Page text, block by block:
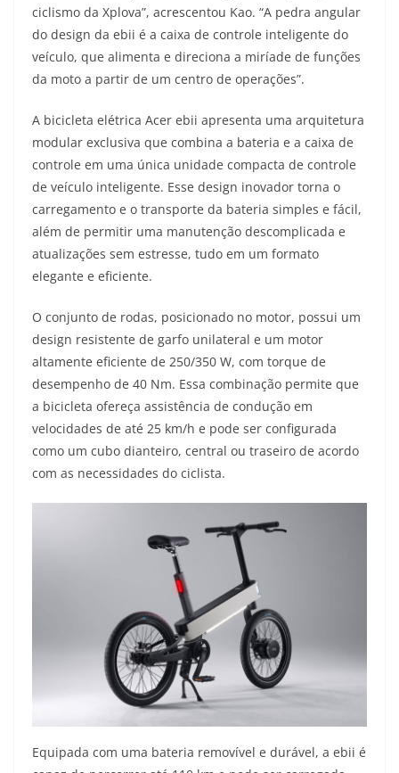
ciclismo da Xplova”, acrescentou Kao. “A pedra angular
do design da ebii é a caixa de controle inteligente do
veículo, que alimenta e direciona a miríade de funções
da moto a partir de um centro de operações”.
A bicicleta elétrica Acer ebii apresenta uma arquitetura
modular exclusiva que combina a bateria e a caixa de
controle em uma única unidade compacta de controle
de veículo inteligente. Esse design inovador torna o
carregamento e o transporte da bateria simples e fácil,
além de permitir uma manutenção descomplicada e
atualizações sem estresse, tudo em um formato
elegante e eficiente.
O conjunto de rodas, posicionado no motor, possui um
design resistente de garfo unilateral e um motor
altamente eficiente de 250/350 W, com torque de
desempenho de 40 Nm. Essa combinação permite que
a bicicleta ofereça assistência de condução em
velocidades de até 25 km/h e pode ser configurada
como um cubo dianteiro, central ou traseiro de acordo
com as necessidades do ciclista.
Equipada com uma bateria removível e durável, a ebii é